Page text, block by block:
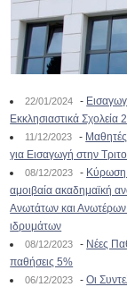
22/01/2024 -
Εκκλησιαστικά Σχολεία
11/12/2023 -
για Εισαγωγή στην
08/12/2023 - Κύρωση
αμοιβαία ακαδημαϊκή
Ανωτάτων και Ανωτέρων
ιδρυμάτων
08/12/2023 - Νέες
παθήσεις 5%
06/12/2023 -Οι